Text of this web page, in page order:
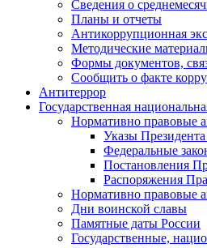
Сведения о
Планы и отчеты
Антикоррупционная
Методические
Формы документов,
Сообщить о факте
Антитеррор
Государственная
Нормативно правовые
Указы
Федеральные
Постановления
Распоряжения
Нормативно правовые
Дни воинской славы
Памятные даты России
Государственные,